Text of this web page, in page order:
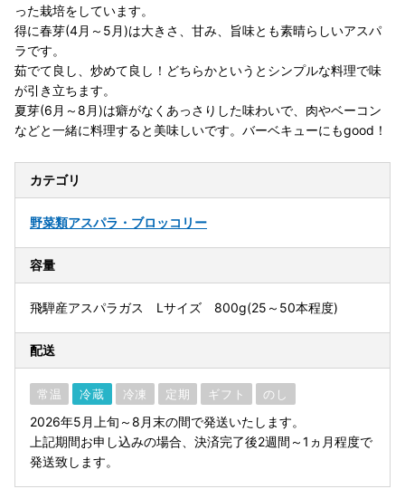
った栽培をしています。
得に春芽(4月～5月)は大きさ、甘み、旨味とも素晴らしいアスパ
ラです。
茹でて良し、炒めて良し！どちらかというとシンプルな料理で味
が引き立ちます。
夏芽(6月～8月)は癖がなくあっさりした味わいで、肉やベーコン
などと一緒に料理すると美味しいです。バーベキューにもgood！
カテゴリ
野菜類アスパラ・ブロッコリー
容量
飛騨産アスパラガス Lサイズ 800g(25～50本程度)
配送
常温 冷蔵 冷凍 定期 ギフト のし
2026年5月上旬～8月末の間で発送いたします。
上記期間お申し込みの場合、決済完了後2週間～1ヵ月程度で
発送致します。